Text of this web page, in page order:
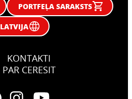
PORTFEĻA SARAKSTS
LATVIJA
KONTAKTI
PAR CERESIT